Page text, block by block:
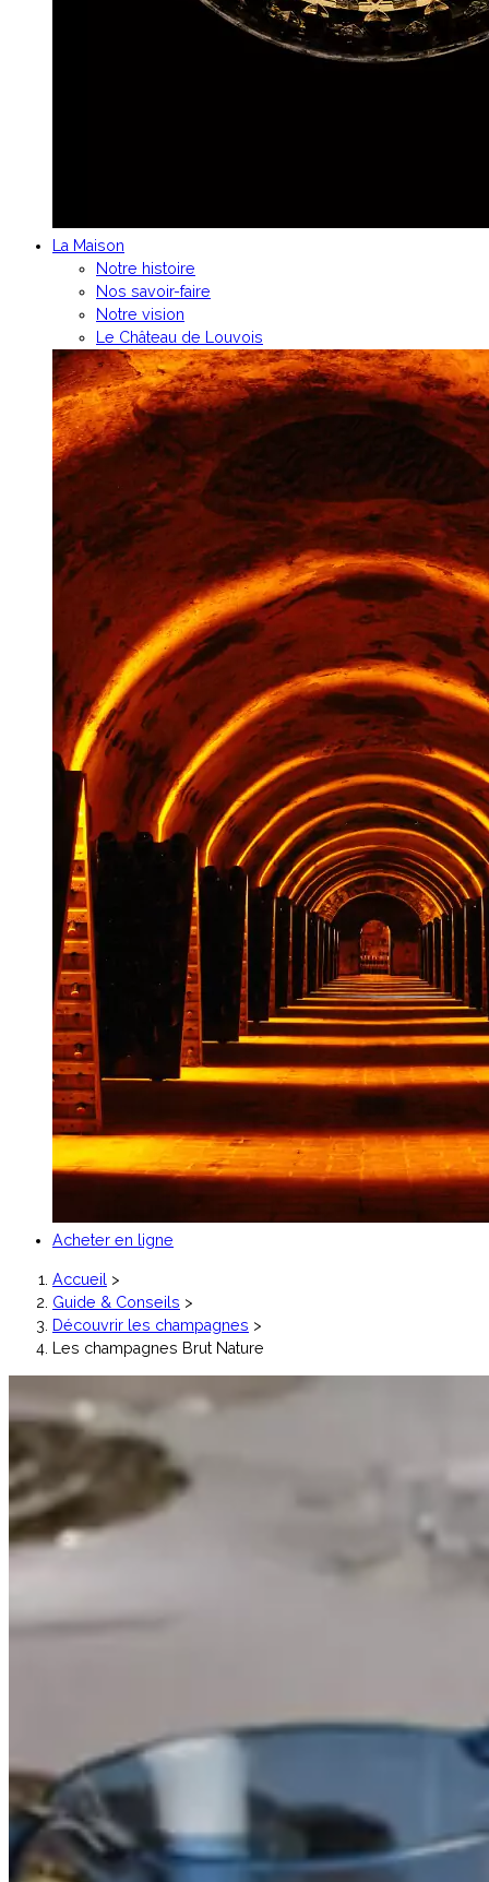
La Maison
Notre histoire
Nos savoir-faire
Notre vision
Le Château de Louvois
Acheter en ligne
Accueil >
Guide & Conseils >
Découvrir les champagnes >
Les champagnes Brut Nature